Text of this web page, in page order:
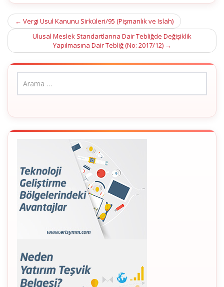
Post
navigation
← Vergi Usul Kanunu Sirküleri/95 (Pişmanlık ve Islah)
Ulusal Meslek Standartlarına Dair Tebliğde Değişiklik
Yapılmasına Dair Tebliğ (No: 2017/12) →